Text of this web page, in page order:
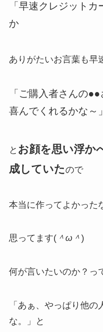
「早速クレジット
か
ありがたいお言葉も
「ご購入者さんの
喜んでくれるかな～」
と お顔を思い浮か
成していたので
本当に作ってよかった
思ってます(＾ω＾ )
何が言いたいのか？っ
「あぁ、やっぱり他
な。」と